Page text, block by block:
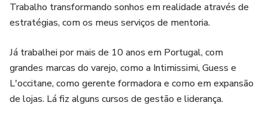
- Como vencer o medo e ter uma vida extraordinária (com a
Você vai parar de contaminar suas relações com seus
medos e inseguranças. Como?
Trabalho transformando sonhos em realidade através de
estratégias, com os meus serviços de mentoria.
Já trabalhei por mais de 10 anos em Portugal, com
grandes marcas do varejo, como a Intimissimi, Guess e
L'occitane, como gerente formadora e como em expansão
de lojas. Lá fiz alguns cursos de gestão e liderança.